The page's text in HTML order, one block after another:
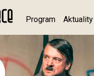
Program Aktuality